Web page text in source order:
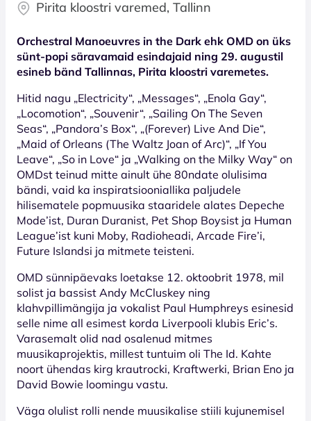
Pirita kloostri varemed, Tallinn
Orchestral Manoeuvres in the Dark ehk OMD on üks
sünt-popi säravamaid esindajaid ning 29. augustil
esineb bänd Tallinnas, Pirita kloostri varemetes.
Hitid nagu „Electricity“, „Messages“, „Enola Gay“,
„Locomotion“, „Souvenir“, „Sailing On The Seven
Seas“, „Pandora’s Box“, „(Forever) Live And Die“,
„Maid of Orleans (The Waltz Joan of Arc)“, „If You
Leave“, „So in Love“ ja „Walking on the Milky Way“ on
OMDst teinud mitte ainult ühe 80ndate olulisima
bändi, vaid ka inspiratsiooniallika paljudele
hilisematele popmuusika staaridele alates Depeche
Mode’ist, Duran Duranist, Pet Shop Boysist ja Human
League’ist kuni Moby, Radioheadi, Arcade Fire’i,
Future Islandsi ja mitmete teisteni.
OMD sünnipäevaks loetakse 12. oktoobrit 1978, mil
solist ja bassist Andy McCluskey ning
klahvpillimängija ja vokalist Paul Humphreys esinesid
selle nime all esimest korda Liverpooli klubis Eric’s.
Varasemalt olid nad osalenud mitmes
muusikaprojektis, millest tuntuim oli The Id. Kahte
noort ühendas kirg krautrocki, Kraftwerki, Brian Eno ja
David Bowie loomingu vastu.
Väga olulist rolli nende muusikalise stiili kujunemisel